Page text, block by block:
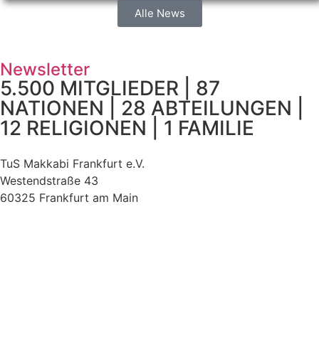
Alle News
Newsletter
5.500 MITGLIEDER | 87
NATIONEN | 28 ABTEILUNGEN |
12 RELIGIONEN | 1 FAMILIE
TuS Makkabi Frankfurt e.V.
Westendstraße 43
60325 Frankfurt am Main